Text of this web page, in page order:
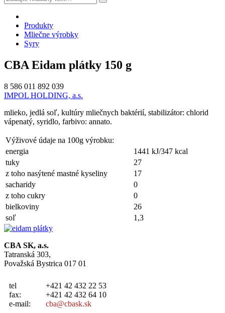
Produkty
Mliečne výrobky
Syry
CBA Eidam plátky 150 g
8 586 011 892 039
IMPOL HOLDING, a.s.
mlieko, jedlá soľ, kultúry mliečnych baktérií, stabilizátor: chlorid
vápenatý, syridlo, farbivo: annato.
Výživové údaje na 100g výrobku:
energia
1441 kJ/347 kcal
tuky
27
z toho nasýtené mastné kyseliny
17
sacharidy
0
z toho cukry
0
bielkoviny
26
soľ
1,3
CBA SK, a.s.
Tatranská 303,
Považská Bystrica 017 01
tel
fax:
e-mail:
+421 42 432 22 53
+421 42 432 64 10
cba@cbask.sk